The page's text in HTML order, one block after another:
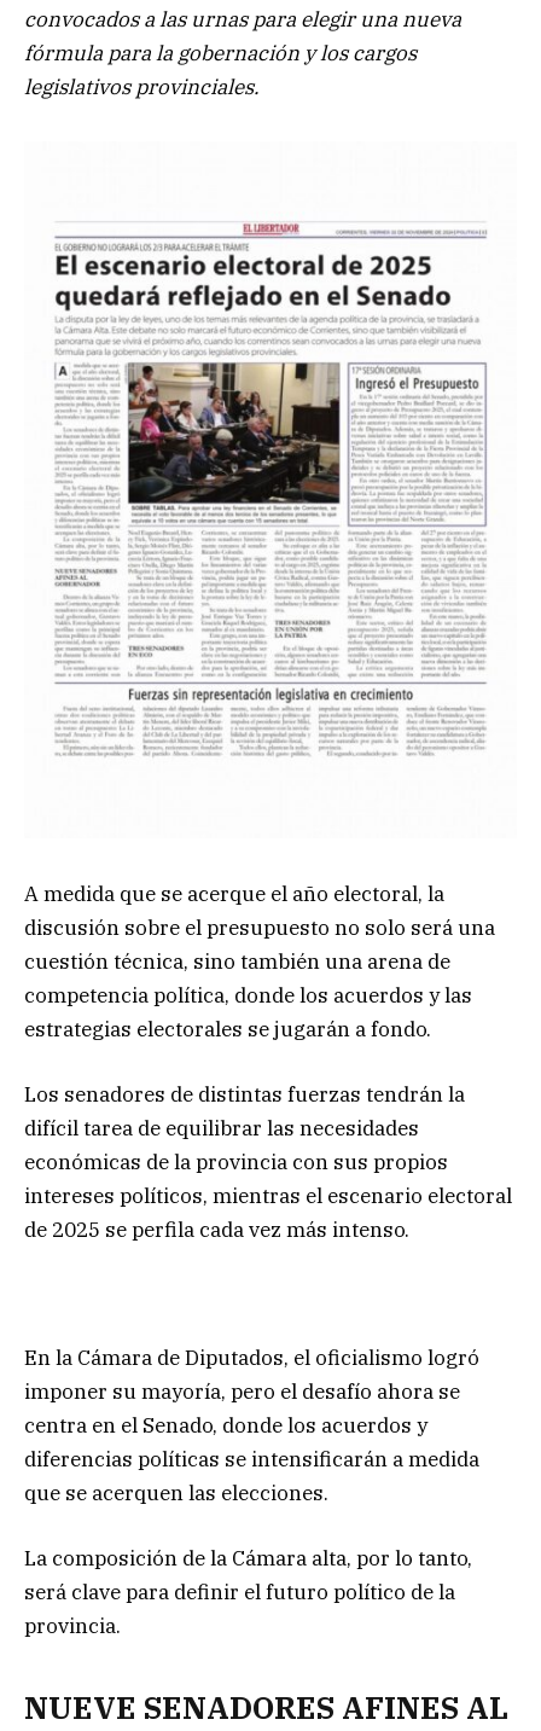
convocados a las urnas para elegir una nueva
fórmula para la gobernación y los cargos
legislativos provinciales.
A medida que se acerque el año electoral, la
discusión sobre el presupuesto no solo será una
cuestión técnica, sino también una arena de
competencia política, donde los acuerdos y las
estrategias electorales se jugarán a fondo.
Los senadores de distintas fuerzas tendrán la
difícil tarea de equilibrar las necesidades
económicas de la provincia con sus propios
intereses políticos, mientras el escenario electoral
de 2025 se perfila cada vez más intenso.
En la Cámara de Diputados, el oficialismo logró
imponer su mayoría, pero el desafío ahora se
centra en el Senado, donde los acuerdos y
diferencias políticas se intensificarán a medida
que se acerquen las elecciones.
La composición de la Cámara alta, por lo tanto,
será clave para definir el futuro político de la
provincia.
NUEVE SENADORES AFINES AL